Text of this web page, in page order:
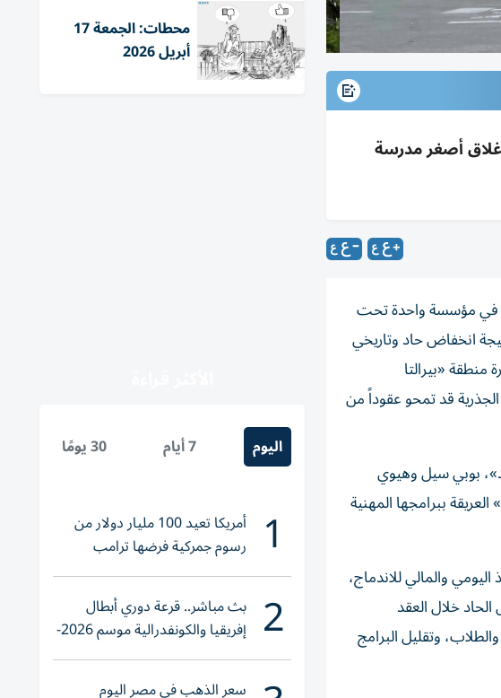
النفقات، وإغلاق أصغر مدرسة
في مؤسسة واحدة تحت
كارثي نتيجة انخفاض حاد وتاريخي
مجلس إدارة منطقة «بيرالتا
قد تمحو عقوداً من
بوبي سيل وهيوي
ببرامجها المهنية
والمالي للاندماج،
خلال العقد
وتقليل البرامج
محطات: الجمعة 17
أبريل 2026
اليوم 7 أيام 30 يومًا
1 أمريكا تعيد 100 مليار دولار من
رسوم جمركية فرضها ترامب
2 بث مباشر.. قرعة دوري أبطال
إفريقيا والكونفدرالية موسم 2026-
2027
سعر الذهب في مصر اليوم